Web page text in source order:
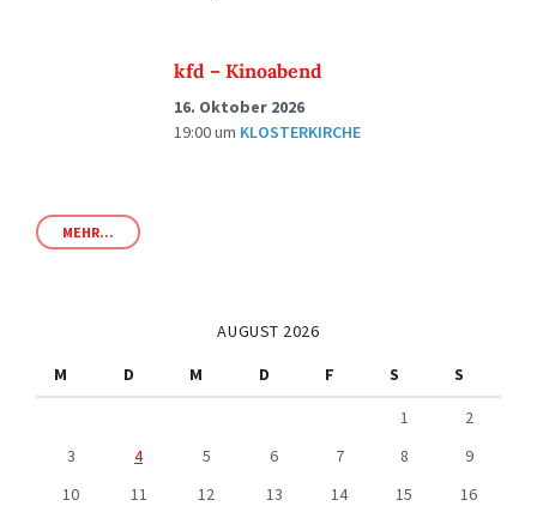
kfd – Kinoabend
16. Oktober 2026
19:00um KLOSTERKIRCHE
MEHR...
AUGUST 2026
M
D M D F S
S
1
2
3
4 5 6 7 8
9
10
11 12 13 14 15
16